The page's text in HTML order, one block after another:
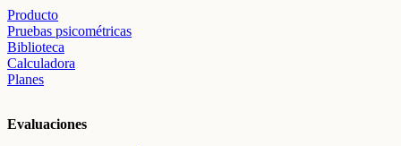
Producto
Pruebas psicométricas
Biblioteca
Calculadora
Planes
Evaluaciones